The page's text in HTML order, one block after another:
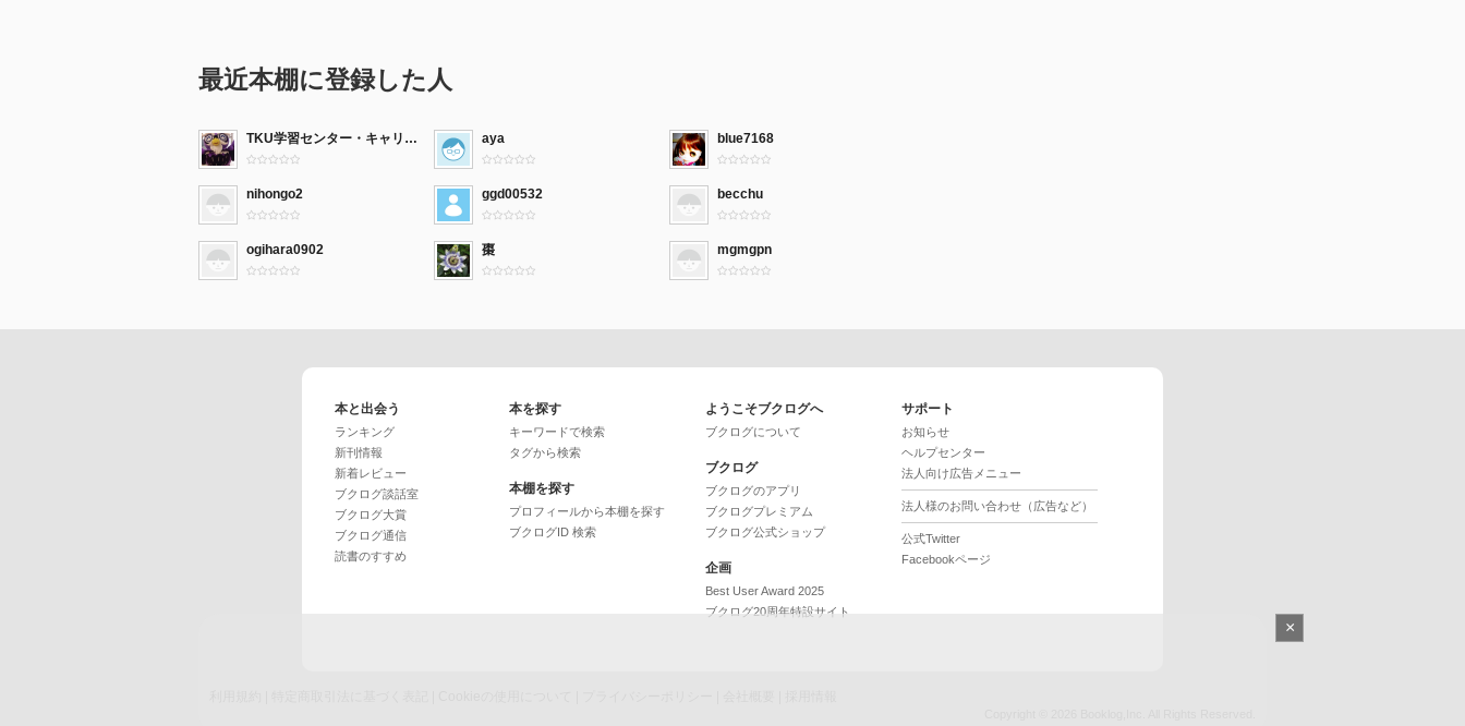
最近本棚に登録した人
TKU学習センター・キャリアセンター aya blue7168
nihongo2 ggd00532 becchu
ogihara0902 棗 mgmgpn
本と出会う
ランキング
新刊情報
新着レビュー
ブクログ談話室
ブクログ大賞
ブクログ通信
読書のすすめ
本を探す
キーワードで検索
タグから検索
本棚を探す
プロフィールから本棚を探す
ブクログID 検索
ようこそブクログへ
ブクログについて
ブクログ
ブクログのアプリ
ブクログプレミアム
ブクログ公式ショップ
企画
Best User Award 2025
ブクログ20周年特設サイト
サポート
お知らせ
ヘルプセンター
法人向け広告メニュー
法人様のお問い合わせ（広告など）
公式Twitter
Facebookページ
×